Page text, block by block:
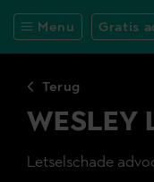
Menu Gratis
Terug
WESLEY
Letselschade